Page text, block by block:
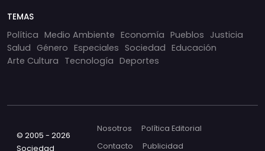
TEMAS
Política Medio Ambiente Economía Pueblos Justicia
Salud Género Especiales Sociedad Educación
Arte Cultura Tecnología Deportes
© 2005 - 2026
Sociedad
Nosotros
Política Editorial
Contacto
Publicidad